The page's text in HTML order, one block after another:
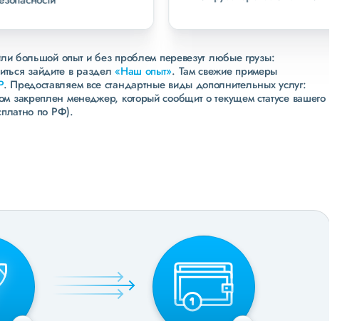
большой опыт и без проблем перевезут любые грузы:
зайдите в раздел«Наш опыт». Там свежие примеры
. Предоставляем все стандартные виды дополнительных услуг:
закреплен менеджер, который сообщит о текущем статусе вашего
по РФ).